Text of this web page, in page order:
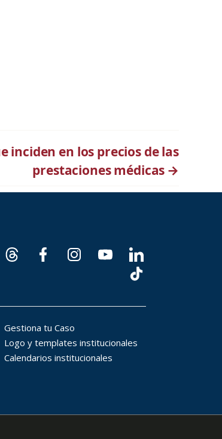
inciden en los precios de las
prestaciones médicas →